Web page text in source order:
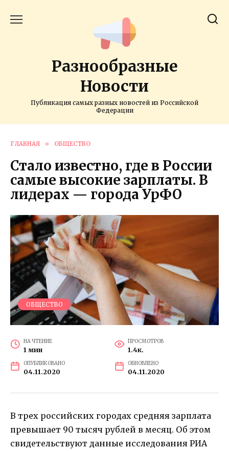
Разнообразные
Новости
Публикация самых разных новостей из Российской
Федерации
ГЛАВНАЯ » ОБЩЕСТВО
Стало известно, где в России
самые высокие зарплаты. В
лидерах — города УрФО
ОБЩЕСТВО
НА ЧТЕНИЕ
1 мин
ПРОСМОТРОВ
1.4к.
ОПУБЛИКОВАНО
04.11.2020
ОБНОВЛЕНО
04.11.2020
В трех российских городах средняя зарплата
превышает 90 тысяч рублей в месяц. Об этом
свидетельствуют данные исследования РИА